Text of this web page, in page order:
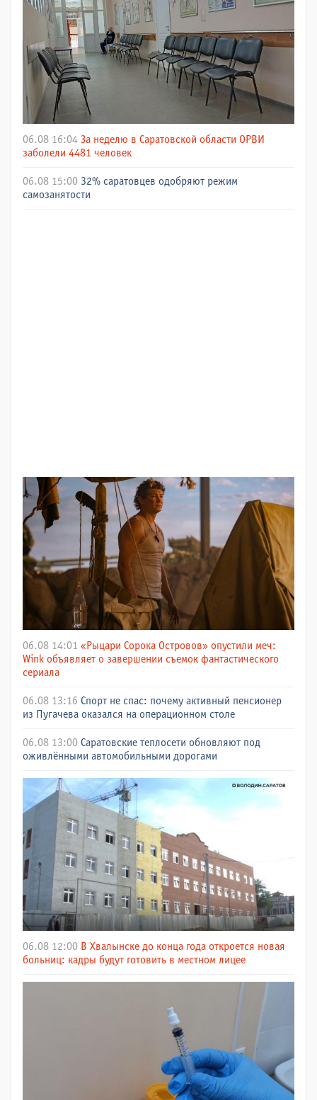
06.08 16:04 За неделю в Саратовской области ОРВИ
заболели 4481 человек
06.08 15:00 32% саратовцев одобряют режим
самозанятости
06.08 14:01 «Рыцари Сорока Островов» опустили меч:
Wink объявляет о завершении съемок фантастического
сериала
06.08 13:16 Спорт не спас: почему активный пенсионер
из Пугачева оказался на операционном столе
06.08 13:00 Саратовские теплосети обновляют под
оживлёнными автомобильными дорогами
06.08 12:00 В Хвалынске до конца года откроется новая
больниц: кадры будут готовить в местном лицее